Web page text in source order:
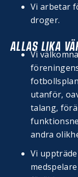
Vi arbetar
droger.
ALLAS LIKA
Vi
utanför,
talang,
andra
Vi